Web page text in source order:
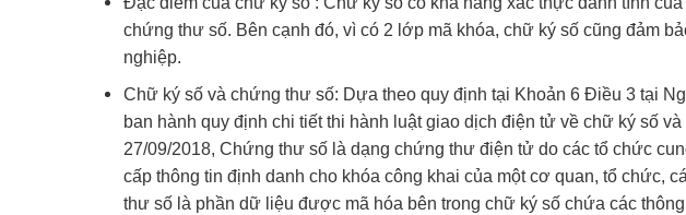
chứng thư số. Bên cạnh đó, vì có 2 lớp mã khóa, chữ ký số cũng đảm
nghiệp.
Chữ ký số và chứng thư số: Dựa theo quy định tại Khoản 6 Điều 3 tại
ban hành quy định chi tiết thi hành luật giao dịch điện tử về chữ ký số
27/09/2018, Chứng thư số là dạng chứng thư điện tử do các tổ chức
cấp thông tin định danh cho khóa công khai của một cơ quan, tổ chức,
thư số là phần dữ liệu được mã hóa bên trong chữ ký số chứa các